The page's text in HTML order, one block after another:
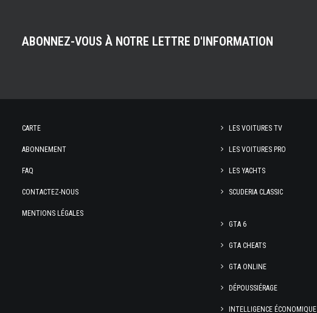
ABONNEZ-VOUS À NOTRE LETTRE D'INFORMATION
CARTE
ABONNEMENT
FAQ
CONTACTEZ-NOUS
MENTIONS LÉGALES
LES VOITURES TV
LES VOITURES PRO
LES YACHTS
SCUDERIA CLASSIC
GTA 6
GTA CHEATS
GTA ONLINE
DÉPOUSSIÉRAGE
INTELLIGENCE ÉCONOMIQUE